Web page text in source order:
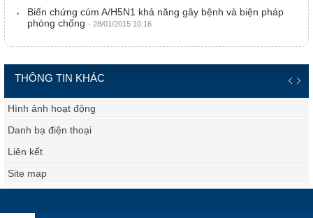
Biến chứng cúm A/H5N1 khả năng gây bệnh và biện pháp
phòng chống - 28/01/2015 10:16
THÔNG TIN KHÁC
Hình ảnh hoạt động
Danh bạ điện thoại
Liên kết
Site map